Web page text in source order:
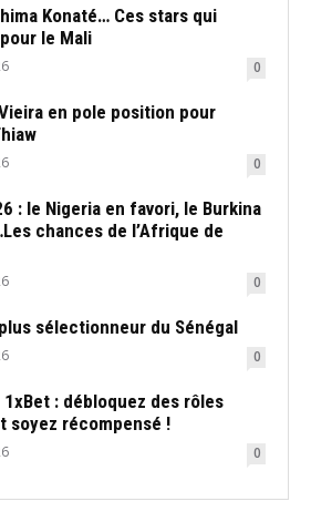
Konaté… Ces stars qui
le Mali
0
en pole position pour
0
: le Nigeria en favori, le Burkina
chances de l’Afrique de
0
sélectionneur du Sénégal
0
1xBet : débloquez des rôles
soyez récompensé !
0